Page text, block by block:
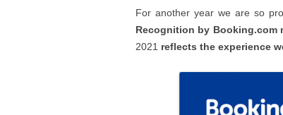
For another year we are so
Recognition by Booking.com
2021 reflects the experience